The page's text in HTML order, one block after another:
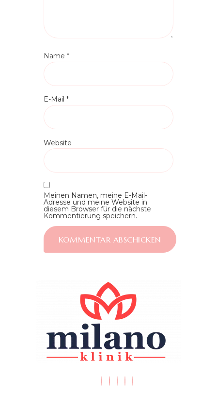
Name *
E-Mail *
Website
Meinen Namen, meine E-Mail-
Adresse und meine Website in
diesem Browser für die nächste
Kommentierung speichern.